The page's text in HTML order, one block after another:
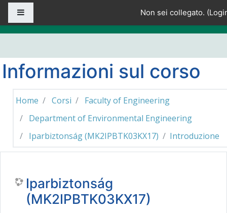
Vai al contenuto principale
Non sei collegato. (
Informazioni sul corso
Home Corsi
Faculty of Engineering
Department of Environmental Engineering
Iparbiztonság (MK2IPBTK03KX17)
Introduzione
Iparbiztonság
(MK2IPBTK03KX17)